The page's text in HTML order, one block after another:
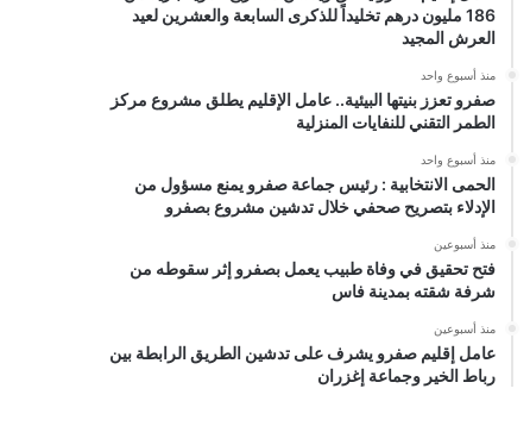
186 مليون درهم تخليداً للذكرى السابعة والعشرين لعيد
العرش المجيد
منذ أسبوع واحد
صفرو تعزز بنيتها البيئية.. عامل الإقليم يطلق مشروع مركز
الطمر التقني للنفايات المنزلية
منذ أسبوع واحد
الحمى الانتخابية : رئيس جماعة صفرو يمنع مسؤول من
الإدلاء بتصريح صحفي خلال تدشين مشروع بصفرو
منذ أسبوعين
فتح تحقيق في وفاة طبيب يعمل بصفرو إثر سقوطه من
شرفة شقته بمدينة فاس
منذ أسبوعين
عامل إقليم صفرو يشرف على تدشين الطريق الرابطة بين
رباط الخير وجماعة إغزران